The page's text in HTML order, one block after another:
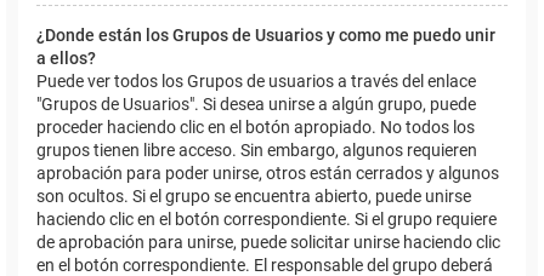
¿Donde están los Grupos de Usuarios y como me puedo unir
a ellos?
Puede ver todos los Grupos de usuarios a través del enlace
"Grupos de Usuarios". Si desea unirse a algún grupo, puede
proceder haciendo clic en el botón apropiado. No todos los
grupos tienen libre acceso. Sin embargo, algunos requieren
aprobación para poder unirse, otros están cerrados y algunos
son ocultos. Si el grupo se encuentra abierto, puede unirse
haciendo clic en el botón correspondiente. Si el grupo requiere
de aprobación para unirse, puede solicitar unirse haciendo clic
en el botón correspondiente. El responsable del grupo deberá